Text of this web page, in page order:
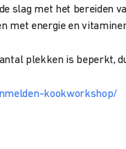
slag met het bereiden
met energie en
plekken is beperkt,
kookworkshop/